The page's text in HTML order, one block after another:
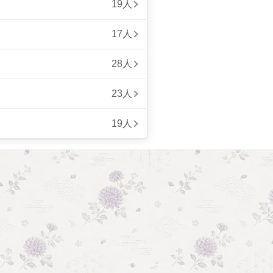
19人
17人
28人
23人
19人